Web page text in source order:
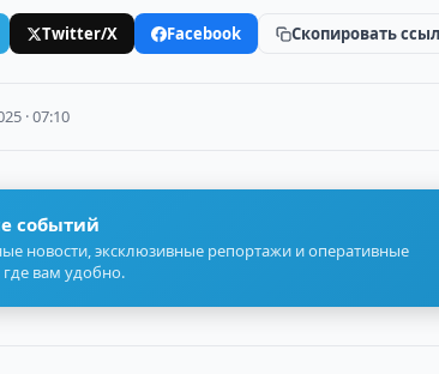
Twitter/X Facebook Скопировать
· 07:10
событий
новости, эксклюзивные репортажи и оперативные
вам удобно.